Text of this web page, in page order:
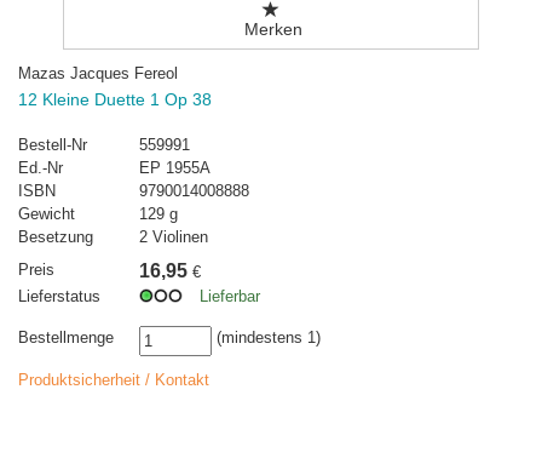
Merken
Mazas Jacques Fereol
12 Kleine Duette 1 Op 38
Bestell-Nr
559991
Ed.-Nr
EP 1955A
ISBN
9790014008888
Gewicht
129 g
Besetzung
2 Violinen
Preis
16,95 €
Lieferstatus
Lieferbar
Bestellmenge (mindestens 1)
Produktsicherheit / Kontakt